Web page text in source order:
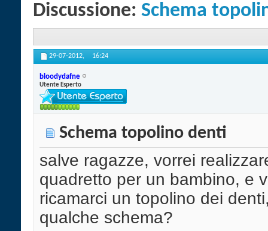
Discussione: Schema
29-07-2012, 16:24
bloodydafne
Utente Esperto
Schema topolino denti
salve ragazze, vorrei
quadretto per un bambino, e
ricamarci un topolino dei
qualche schema?